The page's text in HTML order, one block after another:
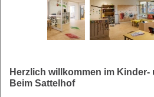
Herzlich willkommen im
Beim Sattelhof